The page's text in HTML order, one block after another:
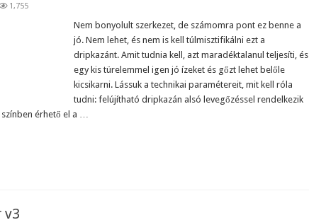
1,755
Nem bonyolult szerkezet, de számomra pont ez benne a
jó. Nem lehet, és nem is kell túlmisztifikálni ezt a
dripkazánt. Amit tudnia kell, azt maradéktalanul teljesíti, és
egy kis türelemmel igen jó ízeket és gőzt lehet belőle
kicsikarni. Lássuk a technikai paramétereit, mit kell róla
tudni: felújítható dripkazán alsó levegőzéssel rendelkezik
érhető el a …
v3